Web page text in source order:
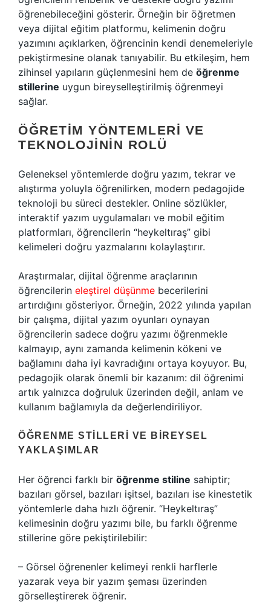
öğrenebileceğini gösterir. Örneğin bir öğretmen
veya dijital eğitim platformu, kelimenin doğru
yazımını açıklarken, öğrencinin kendi denemeleriyle
pekiştirmesine olanak tanıyabilir. Bu etkileşim, hem
zihinsel yapıların güçlenmesini hem de öğrenme
stillerine uygun bireyselleştirilmiş öğrenmeyi
sağlar.
ÖĞRETIM YÖNTEMLERI VE
TEKNOLOJININ ROLÜ
Geleneksel yöntemlerde doğru yazım, tekrar ve
alıştırma yoluyla öğrenilirken, modern pedagojide
teknoloji bu süreci destekler. Online sözlükler,
interaktif yazım uygulamaları ve mobil eğitim
platformları, öğrencilerin “heykeltıraş” gibi
kelimeleri doğru yazmalarını kolaylaştırır.
Araştırmalar, dijital öğrenme araçlarının
öğrencilerin eleştirel düşünme becerilerini
artırdığını gösteriyor. Örneğin, 2022 yılında yapılan
bir çalışma, dijital yazım oyunları oynayan
öğrencilerin sadece doğru yazımı öğrenmekle
kalmayıp, aynı zamanda kelimenin kökeni ve
bağlamını daha iyi kavradığını ortaya koyuyor. Bu,
pedagojik olarak önemli bir kazanım: dil öğrenimi
artık yalnızca doğruluk üzerinden değil, anlam ve
kullanım bağlamıyla da değerlendiriliyor.
ÖĞRENME STILLERI VE BIREYSEL
YAKLAŞIMLAR
Her öğrenci farklı bir öğrenme stiline sahiptir;
bazıları görsel, bazıları işitsel, bazıları ise kinestetik
yöntemlerle daha hızlı öğrenir. “Heykeltıraş”
kelimesinin doğru yazımı bile, bu farklı öğrenme
stillerine göre pekiştirilebilir:
– Görsel öğrenenler kelimeyi renkli harflerle
yazarak veya bir yazım şeması üzerinden
görselleştirerek öğrenir.